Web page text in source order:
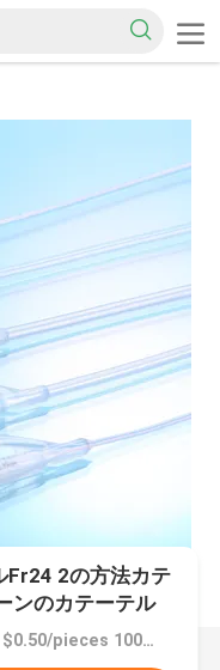
Fr24 2の方法カテ
ンのカテーテル
価格：$0.50/pieces 10000-49999 pieces